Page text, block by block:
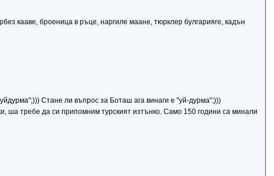
кааве, броеница в ръце, наргиле маане, тюрклер булгарияге, кадън
Стане ли въпрос за Боташ ага винаги е "уй-дурма";)))
ша требе да си припомним турският изтънко. Само 150 години са минали